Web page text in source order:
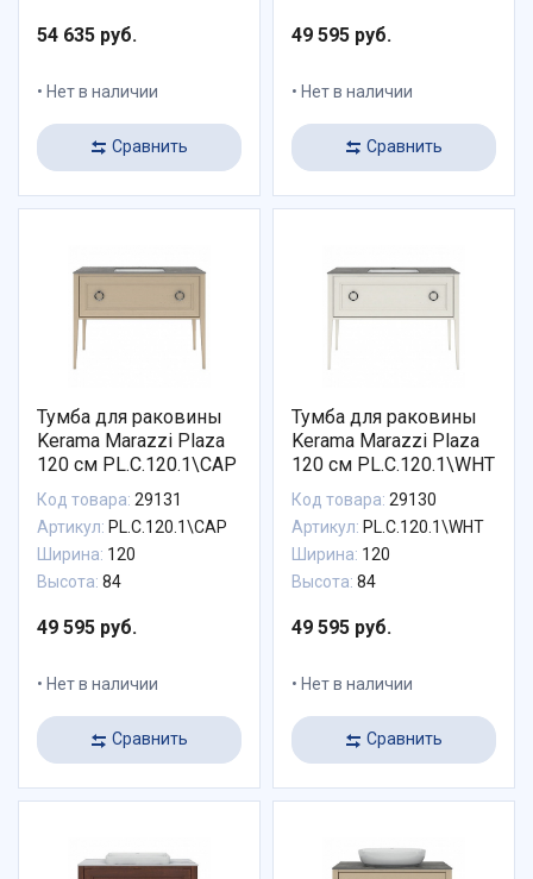
54 635 руб.
Нет в наличии
Сравнить
49 595 руб.
Нет в наличии
Сравнить
Тумба для раковины
Kerama Marazzi Plaza
120 см PL.C.120.1\CAP
Код товара: 29131
Артикул: PL.C.120.1\CAP
Ширина: 120
Высота: 84
49 595 руб.
Нет в наличии
Сравнить
Тумба для раковины
Kerama Marazzi Plaza
120 см PL.C.120.1\WHT
Код товара: 29130
Артикул: PL.C.120.1\WHT
Ширина: 120
Высота: 84
49 595 руб.
Нет в наличии
Сравнить